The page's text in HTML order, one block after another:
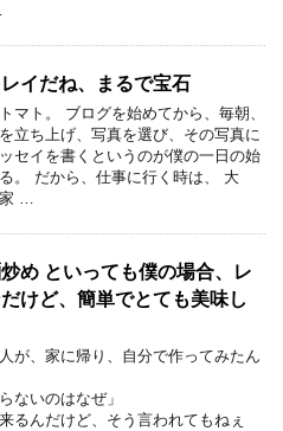
イだね、まるで宝石
マト。 ブログを始めてから、毎朝、
立ち上げ、写真を選び、その写真に
セイを書くというのが僕の一日の始
。 だから、仕事に行く時は、 大
家 …
め といっても僕の場合、レ
けど、簡単でとても美味し
が、家に帰り、自分で作ってみたん
ないのはなぜ」
るんだけど、そう言われてもねぇ